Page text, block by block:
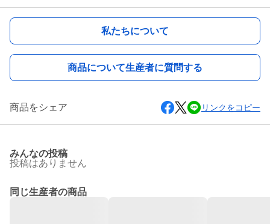
私たちについて
商品について生産者に質問する
商品をシェア リンクをコピー
みんなの投稿
投稿はありません
同じ生産者の商品